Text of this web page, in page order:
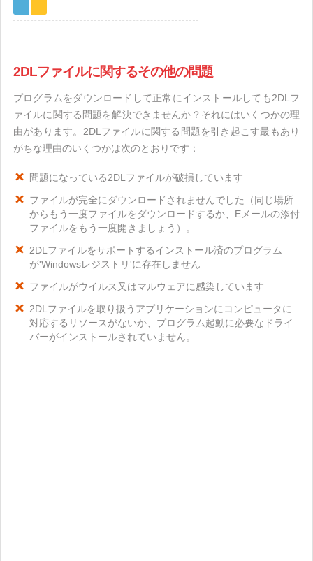
2DLファイルに関するその他の問題
プログラムをダウンロードして正常にインストールしても2DLフ
ァイルに関する問題を解決できませんか？それにはいくつかの理
由があります。2DLファイルに関する問題を引き起こす最もあり
がちな理由のいくつかは次のとおりです：
問題になっている2DLファイルが破損しています
ファイルが完全にダウンロードされませんでした（同じ場所
からもう一度ファイルをダウンロードするか、Eメールの添付
ファイルをもう一度開きましょう）。
2DLファイルをサポートするインストール済のプログラム
が'Windowsレジストリ'に存在しません
ファイルがウイルス又はマルウェアに感染しています
2DLファイルを取り扱うアプリケーションにコンピュータに
対応するリソースがないか、プログラム起動に必要なドライ
バーがインストールされていません。